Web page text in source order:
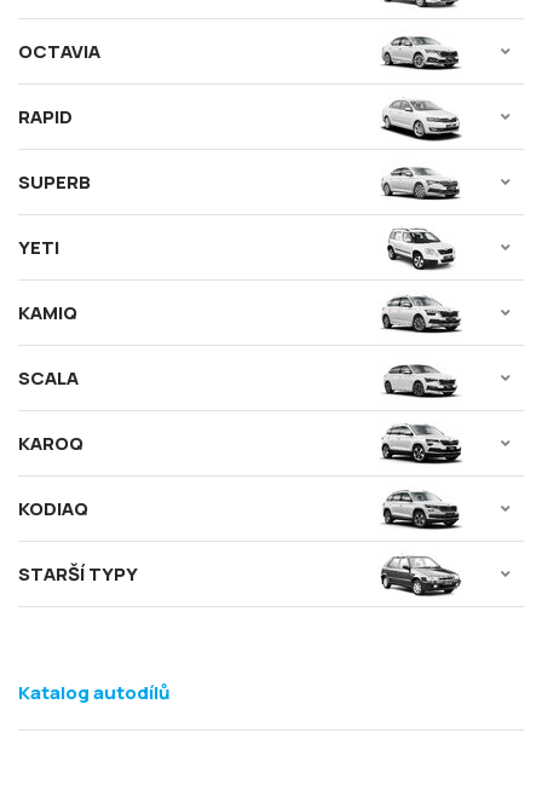
OCTAVIA
RAPID
SUPERB
YETI
KAMIQ
SCALA
KAROQ
KODIAQ
STARŠÍ TYPY
Katalog autodílů